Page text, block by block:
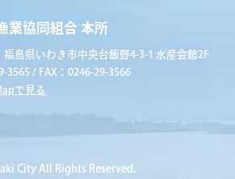
業協同組合 本所
島県いわき市中央台飯野4-3-1 水産会館2F
3565 / FAX：0246-29-3566
で見る
City All Rights Reserved.